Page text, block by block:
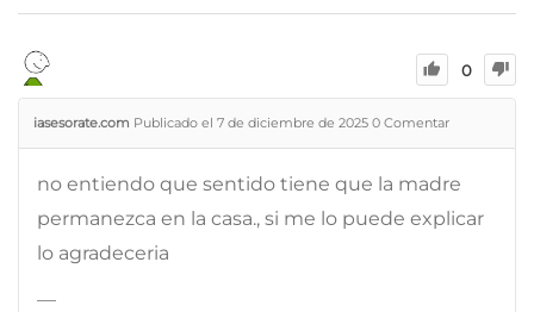
0
iasesorate.com Publicado el 7 de diciembre de 2025 0 Comentar
no entiendo que sentido tiene que la madre
permanezca en la casa., si me lo puede explicar
lo agradeceria
—